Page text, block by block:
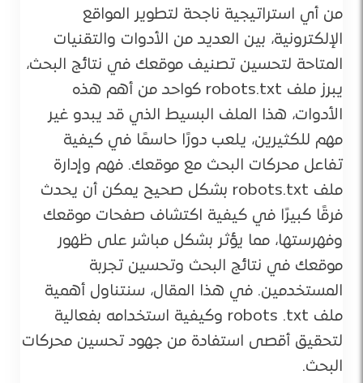
من أي استراتيجية ناجحة لتطوير المواقع
الإلكترونية، بين العديد من الأدوات والتقنيات
المتاحة لتحسين تصنيف موقعك في نتائج البحث،
يبرز ملف robots.txt كواحد من أهم هذه
الأدوات، هذا الملف البسيط الذي قد يبدو غير
مهم للكثيرين، يلعب دورًا حاسمًا في كيفية
تفاعل محركات البحث مع موقعك. فهم وإدارة
ملف robots.txt بشكل صحيح يمكن أن يحدث
فرقًا كبيرًا في كيفية اكتشاف صفحات موقعك
وفهرستها، مما يؤثر بشكل مباشر على ظهور
موقعك في نتائج البحث وتحسين تجربة
المستخدمين. في هذا المقال، سنتناول أهمية
ملف robots .txt وكيفية استخدامه بفعالية
لتحقيق أقصى استفادة من جهود تحسين محركات
البحث.